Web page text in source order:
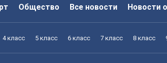
Общество Все новости Новости
4 класс 5 класс 6 класс 7 класс 8 класс